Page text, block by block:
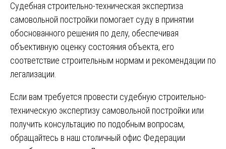
Судебная строительно-техническая экспертиза
самовольной постройки помогает суду в принятии
обоснованного решения по делу, обеспечивая
объективную оценку состояния объекта, его
соответствие строительным нормам и рекомендации по
легализации.
Если вам требуется провести судебную строительно-
техническую экспертизу самовольной постройки или
получить консультацию по подобным вопросам,
обращайтесь в наш столичный офис Федерации